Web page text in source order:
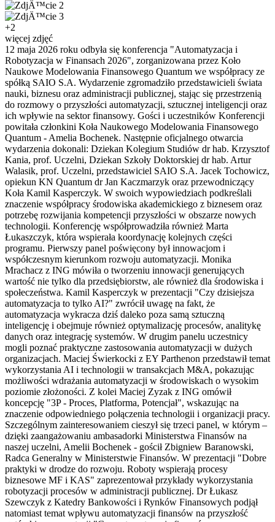
+2
więcej zdjęć
12 maja 2026 roku odbyła się konferencja "Automatyzacja i
Robotyzacja w Finansach 2026", zorganizowana przez Koło
Naukowe Modelowania Finansowego Quantum we współpracy ze
spółką SAIO S.A. Wydarzenie zgromadziło przedstawicieli świata
nauki, biznesu oraz administracji publicznej, stając się przestrzenią
do rozmowy o przyszłości automatyzacji, sztucznej inteligencji oraz
ich wpływie na sektor finansowy. Gości i uczestników Konferencji
powitała członkini Koła Naukowego Modelowania Finansowego
Quantum - Amelia Bochenek. Następnie oficjalnego otwarcia
wydarzenia dokonali: Dziekan Kolegium Studiów dr hab. Krzysztof
Kania, prof. Uczelni, Dziekan Szkoły Doktorskiej dr hab. Artur
Walasik, prof. Uczelni, przedstawiciel SAIO S.A. Jacek Tochowicz,
opiekun KN Quantum dr Jan Kaczmarzyk oraz przewodniczący
Koła Kamil Kasperczyk. W swoich wypowiedziach podkreślali
znaczenie współpracy środowiska akademickiego z biznesem oraz
potrzebę rozwijania kompetencji przyszłości w obszarze nowych
technologii. Konferencję współprowadziła również Marta
Łukaszczyk, która wspierała koordynację kolejnych części
programu. Pierwszy panel poświęcony był innowacjom i
współczesnym kierunkom rozwoju automatyzacji. Monika
Mrachacz z ING mówiła o tworzeniu innowacji generujących
wartość nie tylko dla przedsiębiorstw, ale również dla środowiska i
społeczeństwa. Kamil Kasperczyk w prezentacji "Czy dzisiejsza
automatyzacja to tylko AI?" zwrócił uwagę na fakt, że
automatyzacja wykracza dziś daleko poza samą sztuczną
inteligencję i obejmuje również optymalizację procesów, analitykę
danych oraz integrację systemów. W drugim panelu uczestnicy
mogli poznać praktyczne zastosowania automatyzacji w dużych
organizacjach. Maciej Świerkocki z EY Parthenon przedstawił temat
wykorzystania AI i technologii w transakcjach M&A, pokazując
możliwości wdrażania automatyzacji w środowiskach o wysokim
poziomie złożoności. Z kolei Maciej Zyzak z ING omówił
koncepcję "3P - Proces, Platforma, Potencjał", wskazując na
znaczenie odpowiedniego połączenia technologii i organizacji pracy.
Szczególnym zainteresowaniem cieszył się trzeci panel, w którym –
dzięki zaangażowaniu ambasadorki Ministerstwa Finansów na
naszej uczelni, Amelii Bochenek - gościł Zbigniew Baranowski,
Radca Generalny w Ministerstwie Finansów. W prezentacji "Dobre
praktyki w drodze do rozwoju. Roboty wspierają procesy
biznesowe MF i KAS" zaprezentował przykłady wykorzystania
robotyzacji procesów w administracji publicznej. Dr Łukasz
Szewczyk z Katedry Bankowości i Rynków Finansowych podjął
natomiast temat wpływu automatyzacji finansów na przyszłość